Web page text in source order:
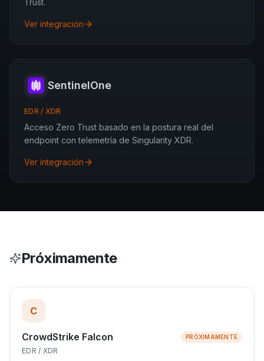
Trust.
Ver integración
SentinelOne
EDR / XDR
Acceso Zero Trust basado en la postura real del
endpoint con telemetría de Singularity XDR.
Ver integración
Próximamente
C
CrowdStrike Falcon PRÓXIMAMENTE
EDR / XDR